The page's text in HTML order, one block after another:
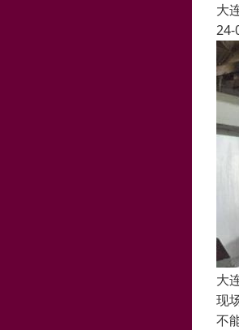
大
24-
大
现
不